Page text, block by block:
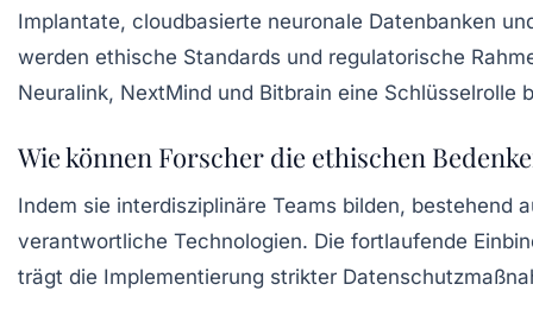
Implantate, cloudbasierte neuronale Datenbanken
werden ethische Standards und regulatorische
Neuralink, NextMind und Bitbrain eine Schlüsselrolle
Wie können Forscher die ethischen
Indem sie interdisziplinäre Teams bilden, bestehend
verantwortliche Technologien. Die fortlaufende
trägt die Implementierung strikter